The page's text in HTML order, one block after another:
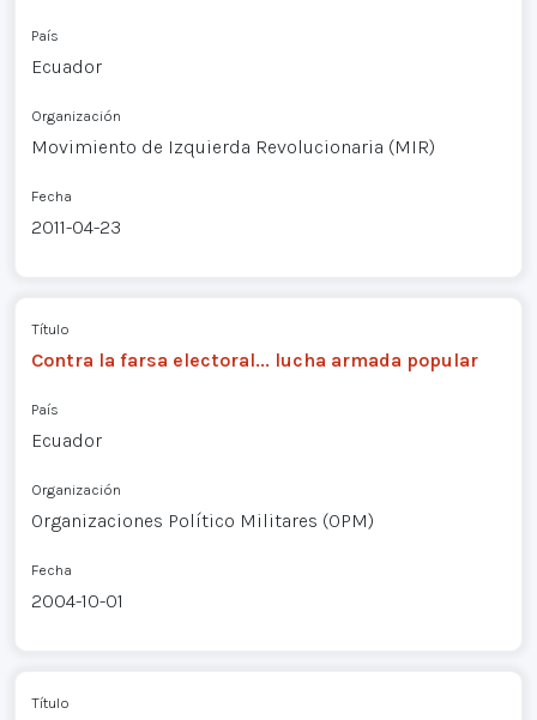
País
Ecuador
Organización
Movimiento de Izquierda Revolucionaria (MIR)
Fecha
2011-04-23
Título
Contra la farsa electoral... lucha armada popular
País
Ecuador
Organización
Organizaciones Político Militares (OPM)
Fecha
2004-10-01
Título